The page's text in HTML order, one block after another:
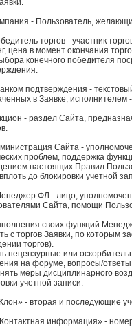
- Пользователь,
торгов - участник
цена в момент окончания
конечного победителя
подтверждения -
в Заявке, исполнителем
- раздел Сайта,
Сайта -
проблем, поддержка
настоящих Правил
до блокировки учетной
ФЛ - лицо,
Сайта, помощи
своих функций
с торгов Заявки, по которым
торгов).
нецензурные или
на форуме, вопросы/ответы
меры дисциплинарного
учетной записи.
- вторая и последующие
информация» -